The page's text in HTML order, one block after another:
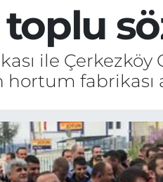
toplu
ile
fabrikası